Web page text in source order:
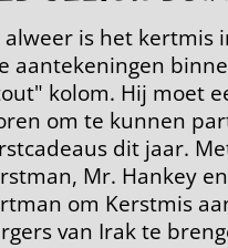
alweer is het kertmis
aantekeningen
kolom. Hij moet
om te kunnen
dit jaar.
Mr. Hankey
om Kerstmis
van Irak te